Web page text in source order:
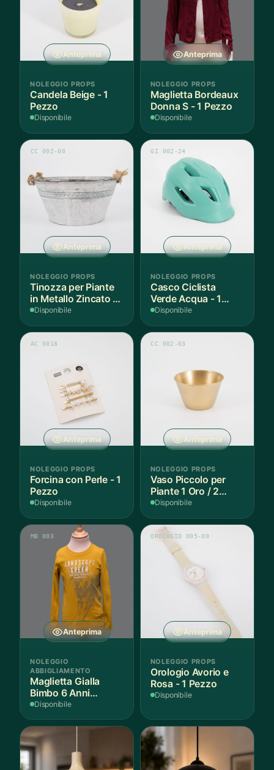
Anteprima
NOLEGGIO PROPS
Candela Beige - 1
Pezzo
Disponibile
Anteprima
NOLEGGIO PROPS
Maglietta Bordeaux
Donna S - 1 Pezzo
Disponibile
Anteprima
CC 002-00
NOLEGGIO PROPS
Tinozza per Piante
in Metallo Zincato -
1 Pezzo
Disponibile
Anteprima
GI 002-24
NOLEGGIO PROPS
Casco Ciclista
Verde Acqua - 1
Pezzo
Disponibile
Anteprima
AC 0018
NOLEGGIO PROPS
Forcina con Perle - 1
Pezzo
Disponibile
Anteprima
CC 002-03
NOLEGGIO PROPS
Vaso Piccolo per
Piante 1 Oro / 2
Argento - 3 Pezzi
Disponibile
Anteprima
MB 003
NOLEGGIO
ABBIGLIAMENTO
Maglietta Gialla
Bimbo 6 Anni
Cotone - 1 Pezzo
Disponibile
Anteprima
OROLOGIO 005-00
NOLEGGIO PROPS
Orologio Avorio e
Rosa - 1 Pezzo
Disponibile